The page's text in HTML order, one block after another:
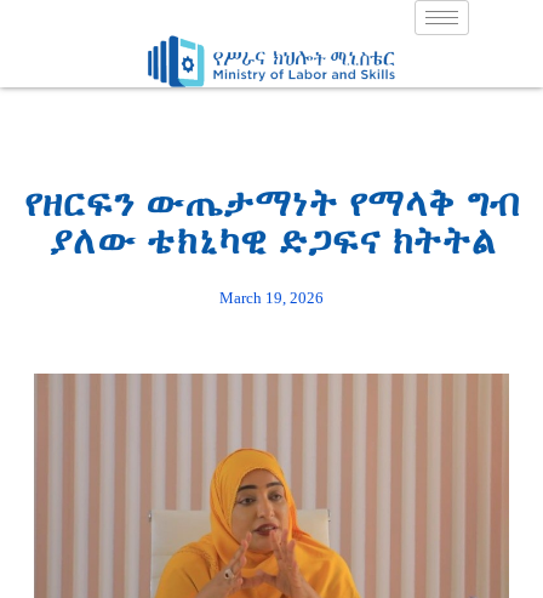
የዘርፍን ውጤታማነት የማላቅ ግብ
ያለው ቴክኒካዊ ድጋፍና ክትትል
March 19, 2026